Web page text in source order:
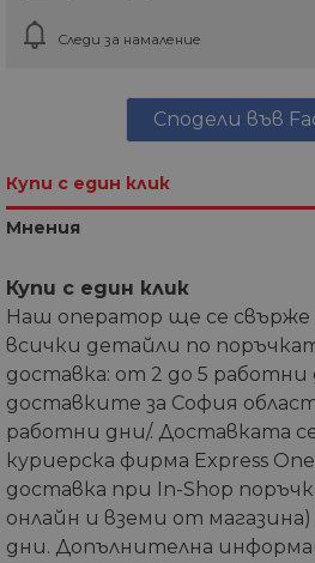
Следи за намаление
Сподели във
Купи с един клик
Мнения
Купи с един клик
Наш оператор ще се свърже
всички детайли по
доставка: от 2 до 5
доставките за София
работни дни/. Доставката
куриерска фирма Express
доставка при In-Shop
онлайн и вземи от
дни. Допълнителна